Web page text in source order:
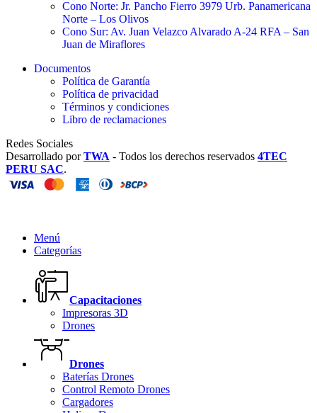
Cono Norte: Jr. Pancho Fierro 3979 Urb. Panamericana
Norte – Los Olivos
Cono Sur: Av. Juan Velazco Alvarado A-24 RFA – San
Juan de Miraflores
Documentos
Política de Garantía
Política de privacidad
Términos y condiciones
Libro de reclamaciones
Redes Sociales
Desarrollado porTWA - Todos los derechos reservados 4TEC
PERU SAC.
Menú
Categorías
Capacitaciones
Impresoras 3D
Drones
Drones
Baterías Drones
Control Remoto Drones
Cargadores